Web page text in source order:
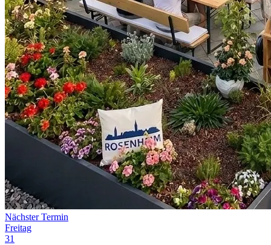
Nächster Termin
Freitag
31